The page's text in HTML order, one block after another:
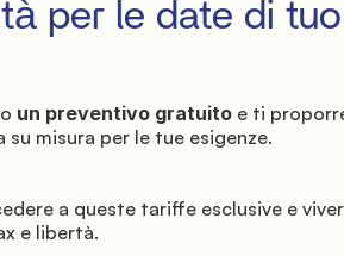
per le date di tuo
un preventivo gratuito e ti
su misura per le tue esigenze.
a queste tariffe esclusive e
e libertà.